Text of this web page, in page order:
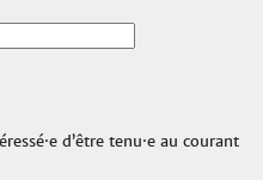
d’être tenu·e au courant